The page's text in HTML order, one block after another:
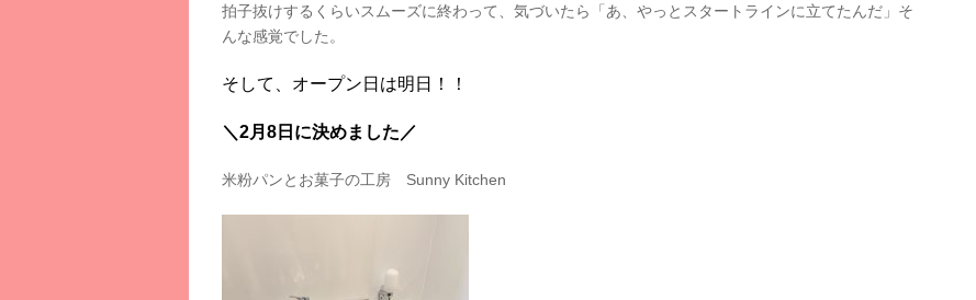
拍子抜けするくらいスムーズに終わって、気づいたら「あ、やっとスタートラインに立てたんだ」そ
んな感覚でした。
そして、オープン日は明日！！
＼2月8日に決めました／
米粉パンとお菓子の工房 Sunny Kitchen